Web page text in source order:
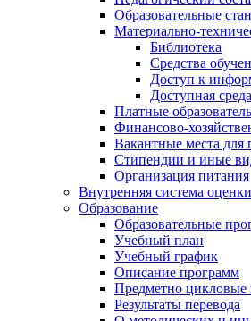
Образовательные
Материально-
Библиотека
Средства
Доступ к
Доступная среда
Платные
Финансово-
Вакантные места для
Стипендии и иные
Организация питания
Внутренняя система
Образование
Образовательные
Учебный план
Учебный график
Описание программ
Предметно цикловые
Результаты перевода